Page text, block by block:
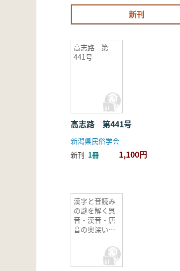
新刊
高志路 第
441号
高志路 第441号
新潟県民俗学会
新刊 1冊 1,100円
漢字と音読み
の謎を解く呉
音・漢音・唐
音の奥深い世